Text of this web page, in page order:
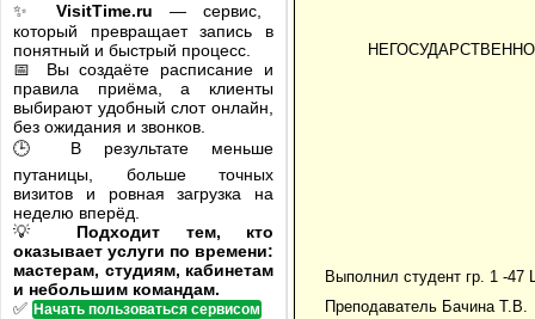
✨ VisitTime.ru — сервис,
который превращает запись в
понятный и быстрый процесс.
📅 Вы создаёте расписание и
правила приёма, а клиенты
выбирают удобный слот онлайн,
без ожидания и звонков.
🕒 В результате меньше
путаницы, больше точных
визитов и ровная загрузка на
неделю вперёд.
💡 Подходит тем, кто
оказывает услуги по времени:
мастерам, студиям, кабинетам
и небольшим командам.
✅ Начать пользоваться сервисом
Выполнил студент гр. 1 -
Преподаватель Бачина Т.В.